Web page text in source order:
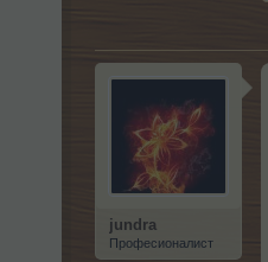
jundra
Професионалист